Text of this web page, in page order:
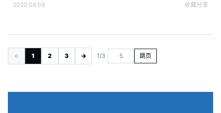
2022.09.08 收藏分享
← 1 2 3 → 1/3 跳页